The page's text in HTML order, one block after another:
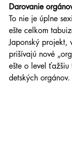
Darovanie
To nie je úplne
ešte celkom
Japonský projekt,
prišívajú nové
ešte o level
detských